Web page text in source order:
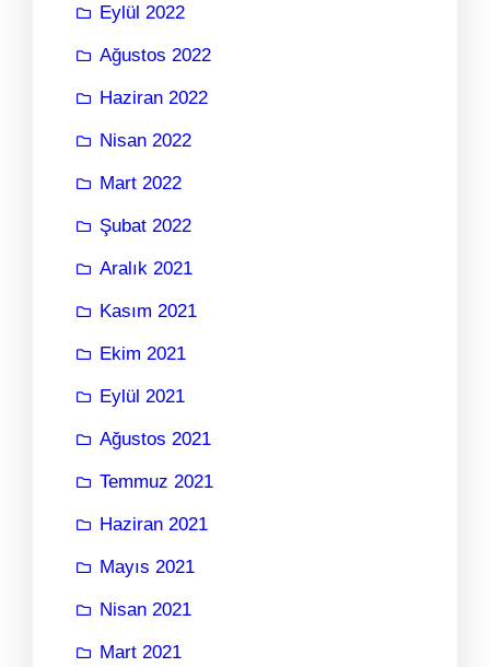
Eylül 2022
Ağustos 2022
Haziran 2022
Nisan 2022
Mart 2022
Şubat 2022
Aralık 2021
Kasım 2021
Ekim 2021
Eylül 2021
Ağustos 2021
Temmuz 2021
Haziran 2021
Mayıs 2021
Nisan 2021
Mart 2021